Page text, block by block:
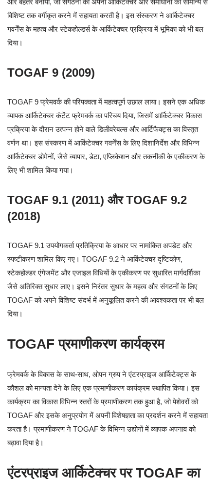
विशिष्ट तक वर्गीकृत करने में सहायता करती है। इस संस्करण ने आर्किटेक्चर
गवर्नेंस के महत्व और स्टेकहोल्डर्स के आर्किटेक्चर प्रक्रिया में भूमिका को भी बल
दिया।
TOGAF 9 (2009)
TOGAF 9 फ्रेमवर्क की परिपक्वता में महत्वपूर्ण उछाल लाया। इसने एक अधिक
व्यापक आर्किटेक्चर कंटेंट फ्रेमवर्क का परिचय दिया, जिसमें आर्किटेक्चर विकास
प्रक्रिया के दौरान उत्पन्न होने वाले डिलीवरेबल्स और आर्टिफैक्ट्स का विस्तृत
वर्णन था। इस संस्करण में आर्किटेक्चर गवर्नेंस के लिए दिशानिर्देश और विभिन्न
आर्किटेक्चर डोमेनों, जैसे व्यापार, डेटा, एप्लिकेशन और तकनीकी के एकीकरण के
लिए भी शामिल किया गया।
TOGAF 9.1 (2011) और TOGAF 9.2
(2018)
TOGAF 9.1 उपयोगकर्ता प्रतिक्रिया के आधार पर नामांकित अपडेट और
स्पष्टीकरण शामिल किए गए। TOGAF 9.2 ने आर्किटेक्चर दृष्टिकोण,
स्टेकहोल्डर एंगेजमेंट और एजाइल विधियों के एकीकरण पर सुधारित मार्गदर्शिका
जैसे अतिरिक्त सुधार लाए। इसने निरंतर सुधार के महत्व और संगठनों के लिए
TOGAF को अपने विशिष्ट संदर्भ में अनुकूलित करने की आवश्यकता पर भी बल
दिया।
TOGAF प्रमाणीकरण कार्यक्रम
फ्रेमवर्क के विकास के साथ-साथ, ओपन ग्रुप ने एंटरप्राइज आर्किटेक्ट्स के
कौशल को मान्यता देने के लिए एक प्रमाणीकरण कार्यक्रम स्थापित किया। इस
कार्यक्रम का विकास विभिन्न स्तरों के प्रमाणीकरण तक हुआ है, जो पेशेवरों को
TOGAF और इसके अनुप्रयोग में अपनी विशेषज्ञता का प्रदर्शन करने में सहायता
करता है। प्रमाणीकरण ने TOGAF के विभिन्न उद्योगों में व्यापक अपनाव को
बढ़ावा दिया है।
एंटरप्राइज आर्किटेक्चर पर TOGAF का